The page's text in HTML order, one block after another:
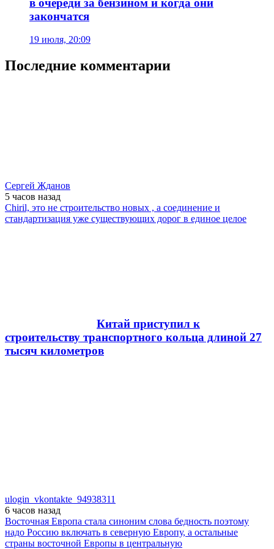
в очереди за бензином и когда они
закончатся
19 июля, 20:09
Последние комментарии
Сергей Жданов
5 часов назад
Chiril, это не строительство новых , а соединение и
стандартизация уже существующих дорог в единое целое
Китай приступил к
строительству транспортного кольца длиной 27
тысяч километров
ulogin_vkontakte_94938311
6 часов назад
Восточная Европа стала синоним слова бедность поэтому
надо Россию включать в северную Европу, а остальные
страны восточной Европы в центральную